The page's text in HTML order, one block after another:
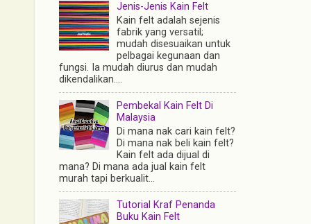
Jenis-Jenis Kain Felt
Kain felt adalah sejenis
fabrik yang versatil;
mudah disesuaikan untuk
pelbagai kegunaan dan
fungsi. Ia mudah diurus dan mudah
dikendalikan....
Pembekal Kain Felt Di
Malaysia
Di mana nak cari kain felt?
Di mana nak beli kain felt?
Kain felt ada dijual di
mana? Di mana ada jual kain felt
murah tapi berkualit...
Tutorial Kraf Penanda
Buku Kain Felt